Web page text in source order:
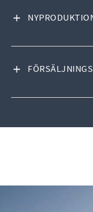
VISA INNEHÅLL
VISA INNEHÅLL